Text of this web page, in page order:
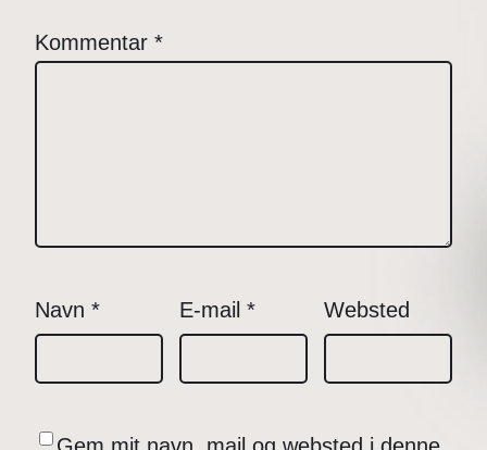
Kommentar *
Navn * E-mail * Websted
Gem mit navn, mail og websted i denne